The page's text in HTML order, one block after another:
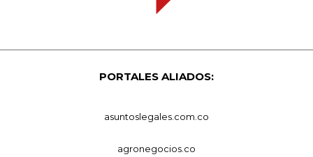
PORTALES ALIADOS:
asuntoslegales.com.co
agronegocios.co